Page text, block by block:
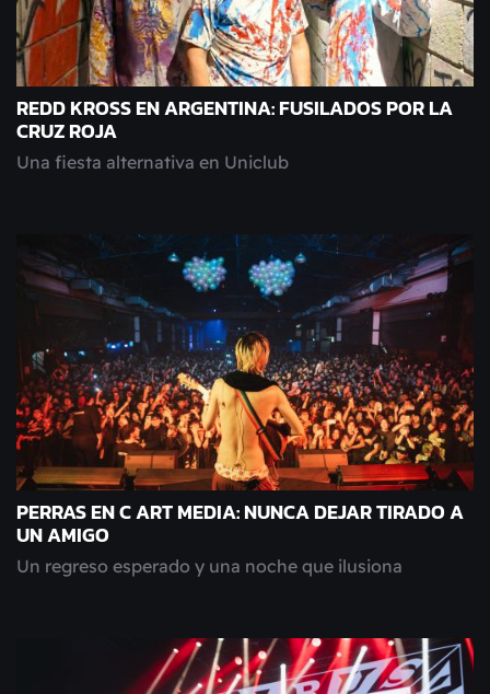
REDD KROSS EN ARGENTINA: FUSILADOS POR LA
CRUZ ROJA
Una fiesta alternativa en Uniclub
PERRAS EN C ART MEDIA: NUNCA DEJAR TIRADO A
UN AMIGO
Un regreso esperado y una noche que ilusiona